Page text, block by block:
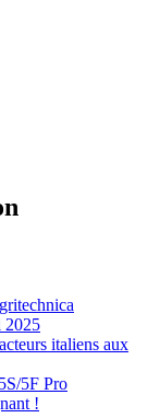
italiens aux
5F Pro
!